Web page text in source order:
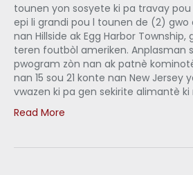
tounen yon sosyete ki pa travay pou
epi li grandi pou l tounen de (2) gwo
nan Hillside ak Egg Harbor Township,
teren foutbòl ameriken. Anplasman
pwogram zòn nan ak patnè
nan 15 sou 21 konte nan New Jersey
vwazen ki pa gen sekirite alimantè ki
Read More